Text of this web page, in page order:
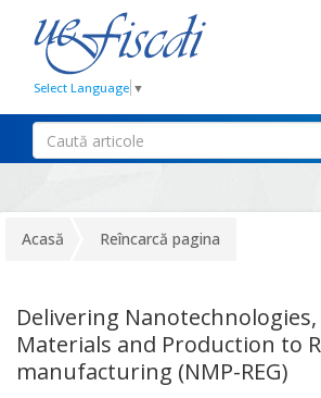
Select Language ▼
Acasă Reîncarcă pagina
Delivering Nanotechnologies,
Materials and Production to
manufacturing (NMP-REG)